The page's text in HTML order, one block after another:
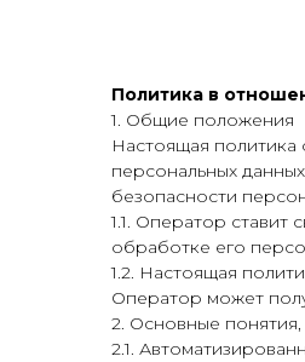
Политика в
1. Общие положения
Настоящая политика
персональных
безопасности
1.1. Оператор
обработке его
1.2. Настоящая
Оператор может
2. Основные
2.1.